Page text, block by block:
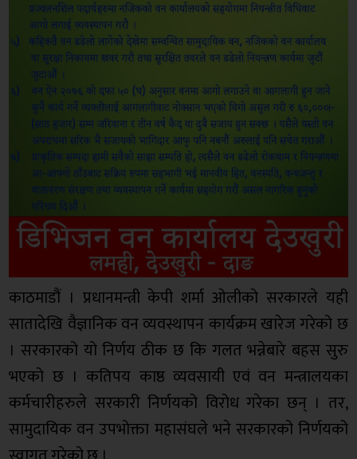
काठमाडौं । प्रधानमन्त्री केपी शर्मा ओलीको सरकारले यही
सातादेखि वैज्ञानिक वन व्यवस्थापन कार्यक्रम खारेज गरेको छ
। सरकारको यो निर्णय ठीक छ कि गलत भन्नेबारे बहस सुरु
भएको छ । कतिपय काष्ठ व्यवसायी एवं वन मन्त्रालयका
कर्मचारीहरुले सरकारी निर्णयको विरोध गरेका छन् । तर,
सामुदायिक वन उपभोक्ता महासंघले भने सरकारको निर्णयको